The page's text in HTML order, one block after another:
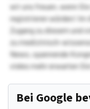
wir uns freuen, wenn
registrieren würden! Im
Zugang zu diesem und
zu medizinisch-
News, spannende
vieles mehr erwarten
Bei Google